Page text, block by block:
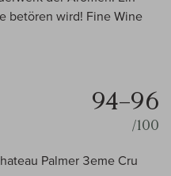
betören wird! Fine Wine
94–96
/100
Palmer 3eme Cru